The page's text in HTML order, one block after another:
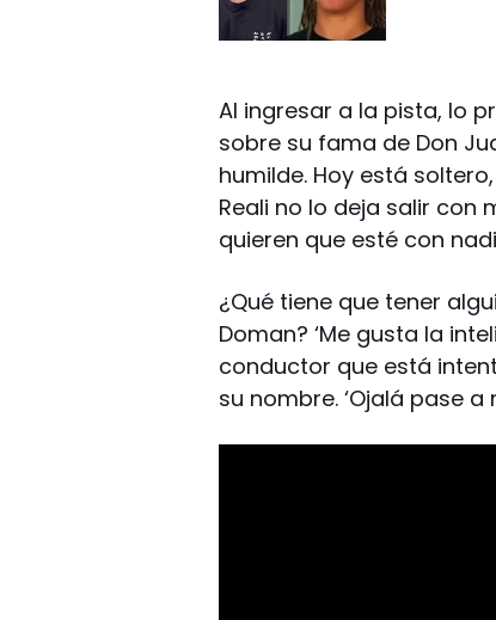
Al ingresar a la pista, lo
sobre su fama de Don
humilde. Hoy está
Reali no lo deja salir con
quieren que esté con
¿Qué tiene que tener
Doman? ‘Me gusta la
conductor que está
su nombre. ‘Ojalá pase a